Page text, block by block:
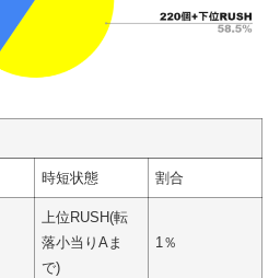
時短状態 割合
上位RUSH(転
落小当りAま
で)
1％